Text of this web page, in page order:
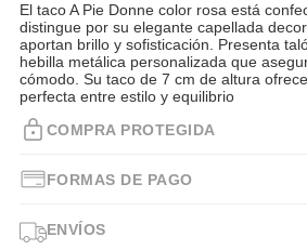
El taco A Pie Donne color rosa está
distingue por su elegante capellada
aportan brillo y sofisticación. Presenta
hebilla metálica personalizada que
cómodo. Su taco de 7 cm de altura
perfecta entre estilo y equilibrio
COMPRA PROTEGIDA
FORMAS DE PAGO
ENVÍOS